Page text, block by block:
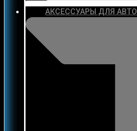
АКСЕССУАРЫ ДЛЯ АВТО